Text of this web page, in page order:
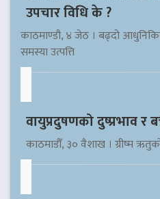
उपचार विधि के ?
काठमाण्डौ, ४ जेठ । बढ्दो
समस्या उत्पत्ति
वायुप्रदुषणको दुष्प्रभाव र
काठमाडौँ, ३० वैशाख । ग्रीष्म